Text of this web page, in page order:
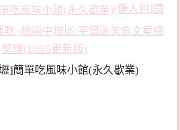
[懶人包]請
吃~桃園中壢區/平鎮區美食文章總
整理(105/5更新版)